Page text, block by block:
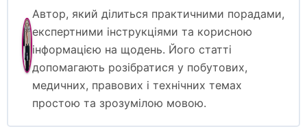
Автор, який ділиться практичними порадами,
експертними інструкціями та корисною
інформацією на щодень. Його статті
допомагають розібратися у побутових,
медичних, правових і технічних темах
простою та зрозумілою мовою.